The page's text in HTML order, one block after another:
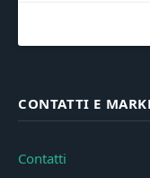
CONTATTI E
Contatti